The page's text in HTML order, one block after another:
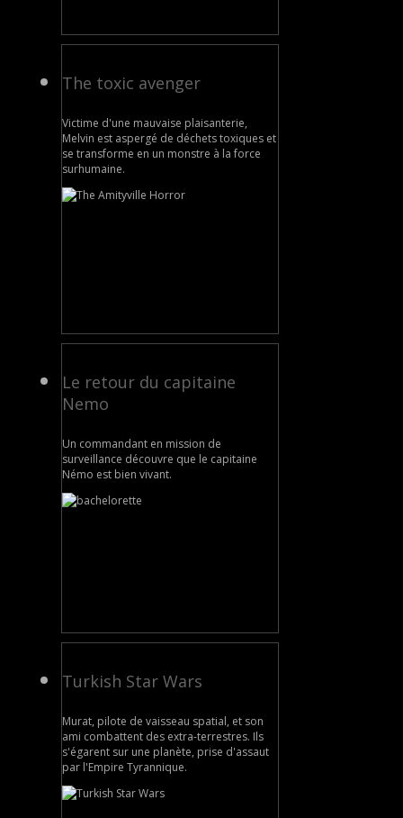
The toxic avenger
Victime d'une mauvaise plaisanterie,
Melvin est aspergé de déchets toxiques et
se transforme en un monstre à la force
surhumaine.
Le retour du capitaine
Nemo
Un commandant en mission de
surveillance découvre que le capitaine
Némo est bien vivant.
Turkish Star Wars
Murat, pilote de vaisseau spatial, et son
ami combattent des extra-terrestres. Ils
s'égarent sur une planète, prise d'assaut
par l'Empire Tyrannique.